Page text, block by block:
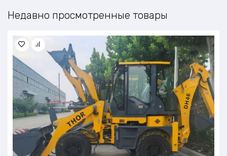
Недавно просмотренные товары